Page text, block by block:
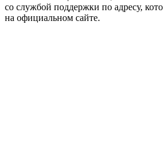
со службой поддержки по адресу,
на официальном сайте.